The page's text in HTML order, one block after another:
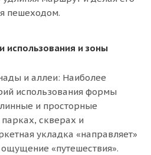
пешеходом.
использования и зоны
и аллеи: Наиболее
использования формы
и просторные
скверах и
укладка «направляет»
«путешествия».